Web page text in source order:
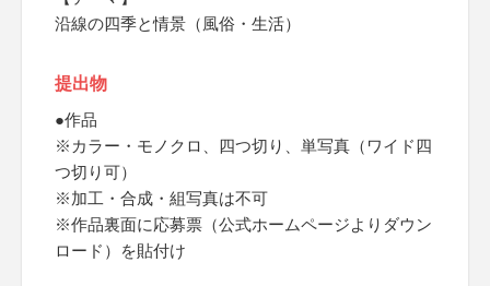
沿線の四季と情景（風俗・生活）
提出物
●作品
※カラー・モノクロ、四つ切り、単写真（ワイド四
つ切り可）
※加工・合成・組写真は不可
※作品裏面に応募票（公式ホームページよりダウン
ロード）を貼付け